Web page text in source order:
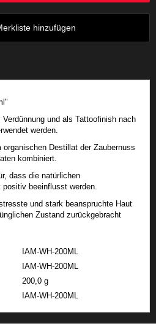
hinzufügen
und als Tattoofinish nach
werden.
Destillat der Zaubernuss
kombiniert.
dass die natürlichen
beeinflusst werden.
und stark beanspruchte Haut
Zustand zurückgebracht
IAM-WH-200ML
IAM-WH-200ML
200,0 g
IAM-WH-200ML